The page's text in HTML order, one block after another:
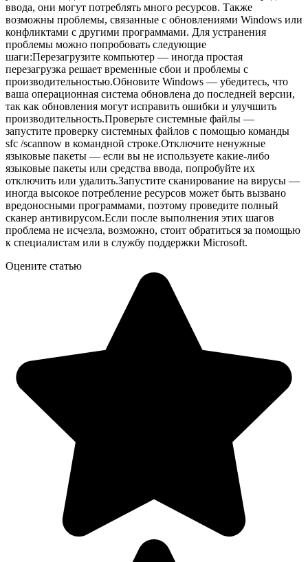
ввода, они могут потреблять много ресурсов. Также
возможны проблемы, связанные с обновлениями Windows или
конфликтами с другими программами. Для устранения
проблемы можно попробовать следующие
шаги:Перезагрузите компьютер — иногда простая
перезагрузка решает временные сбои и проблемы с
производительностью.Обновите Windows — убедитесь, что
ваша операционная система обновлена до последней версии,
так как обновления могут исправить ошибки и улучшить
производительность.Проверьте системные файлы —
запустите проверку системных файлов с помощью команды
sfc /scannow в командной строке.Отключите ненужные
языковые пакеты — если вы не используете какие-либо
языковые пакеты или средства ввода, попробуйте их
отключить или удалить.Запустите сканирование на вирусы —
иногда высокое потребление ресурсов может быть вызвано
вредоносными программами, поэтому проведите полный
сканер антивирусом.Если после выполнения этих шагов
проблема не исчезла, возможно, стоит обратиться за помощью
к специалистам или в службу поддержки Microsoft.
Оцените статью